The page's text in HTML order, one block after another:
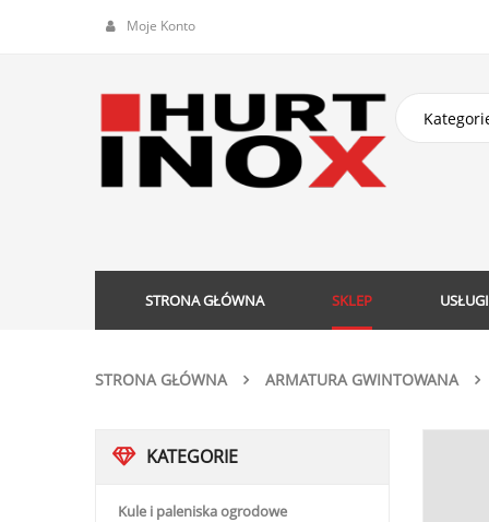
Moje Konto
STRONA GŁÓWNA SKLEP USŁUGI
STRONA GŁÓWNA ARMATURA GWINTOWANA
KATEGORIE
Kule i paleniska ogrodowe